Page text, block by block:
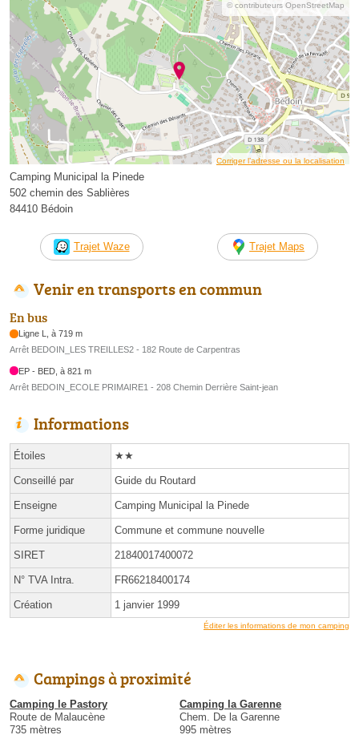
© contributeurs OpenStreetMap
Corriger l’adresse ou la localisation
Camping Municipal la Pinede
502 chemin des Sablières
84410 Bédoin
Trajet Waze Trajet Maps
Venir en transports en commun
En bus
Ligne L, à 719 m
Arrêt BEDOIN_LES TREILLES2 - 182 Route de Carpentras
EP - BED, à 821 m
Arrêt BEDOIN_ECOLE PRIMAIRE1 - 208 Chemin Derrière Saint-jean
Informations
Étoiles ★★
Conseillé par Guide du Routard
Enseigne Camping Municipal la Pinede
Forme juridique Commune et commune nouvelle
SIRET 21840017400072
N° TVA Intra. FR66218400174
Création 1 janvier 1999
Éditer les informations de mon camping
Campings à proximité
Camping le Pastory
Route de Malaucène
735 mètres
Camping la Garenne
Chem. De la Garenne
995 mètres